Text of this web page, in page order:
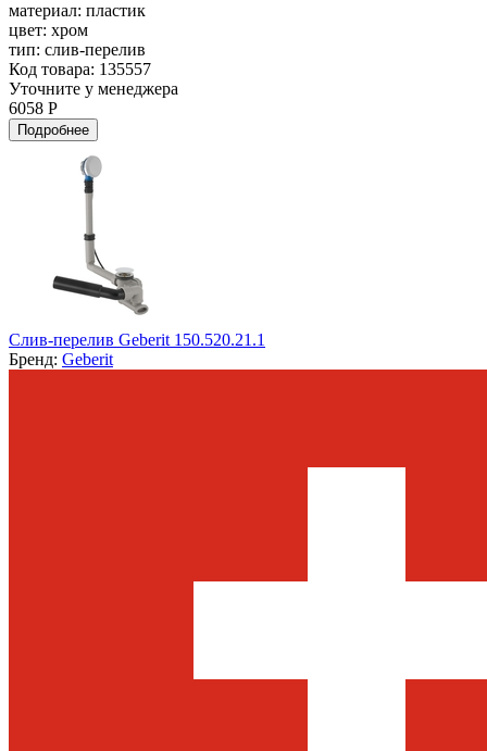
материал: пластик
цвет: хром
тип: слив-перелив
Код товара: 135557
Уточните у менеджера
6058 Р
Подробнее
Слив-перелив Geberit 150.520.21.1
Бренд: Geberit